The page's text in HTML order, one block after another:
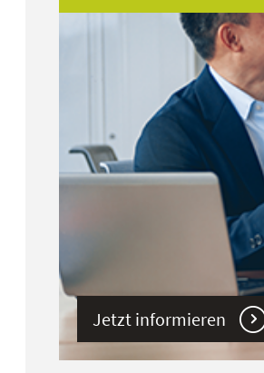
Jetzt informieren